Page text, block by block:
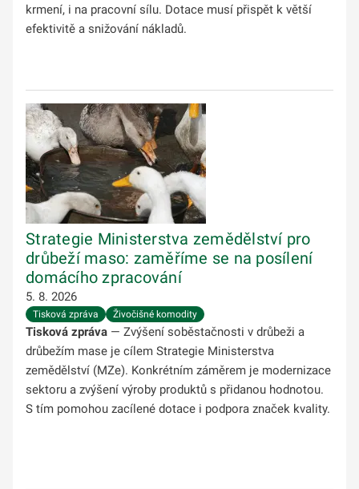
krmení, i na pracovní sílu. Dotace musí přispět k větší
efektivitě a snižování nákladů.
Strategie Ministerstva zemědělství pro
drůbeží maso: zaměříme se na posílení
domácího zpracování
5. 8. 2026
Tisková zpráva Živočišné komodity
Tisková zpráva — Zvýšení soběstačnosti v drůbeži a
drůbežím mase je cílem Strategie Ministerstva
zemědělství (MZe). Konkrétním záměrem je modernizace
sektoru a zvýšení výroby produktů s přidanou hodnotou.
S tím pomohou zacílené dotace i podpora značek kvality.